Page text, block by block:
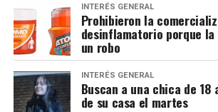
INTERÉS GENERAL
Prohibieron la
desinflamatorio porque
un robo
INTERÉS GENERAL
Buscan a una chica de 18
de su casa el martes